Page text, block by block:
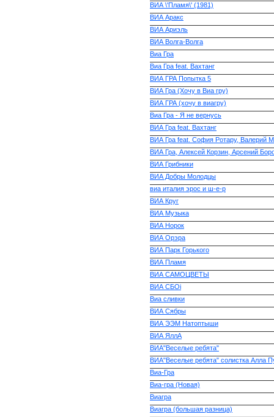
ВИА \'Пламя\' (1981)
ВИА Аракс
ВИА Ариэль
ВИА Волга-Волга
Виа Гра
Виа Гра feat. Вахтанг
ВИА ГРА Попытка 5
ВИА Гра (Хочу в Виа гру)
ВИА ГРА (хочу в виагру)
Виа Гра - Я не вернусь
ВИА Гра feat. Вахтанг
ВИА Гра feat. София Ротару, Валерий
ВИА Гра, Алексей Корзин, Арсений
ВИА Грибники
ВИА Добры Молодцы
виа италия эрос и ш-е-р
ВИА Круг
ВИА Музыка
ВИА Норок
ВИА Орэра
ВИА Парк Горького
ВИА Пламя
ВИА САМОЦВЕТЫ
ВИА СБOi
Виа сливки
ВИА Сябры
ВИА ЭЭМ Натоптыши
ВИА ЯллА
ВИА"Веселые ребята"
ВИА"Веселые ребята" солистка Алла
Виа-Гра
Виа-гра (Новая)
Виагра
Виагра (большая разница)